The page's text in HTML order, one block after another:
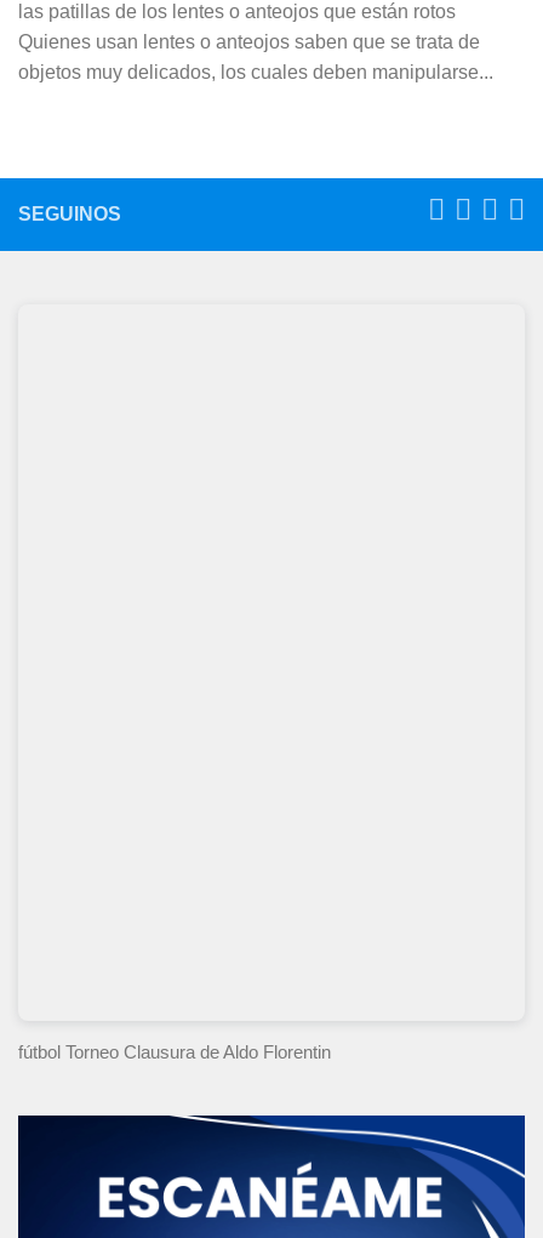
las patillas de los lentes o anteojos que están rotos
Quienes usan lentes o anteojos saben que se trata de
objetos muy delicados, los cuales deben manipularse...
SEGUINOS
fútbol Torneo Clausura de Aldo Florentin